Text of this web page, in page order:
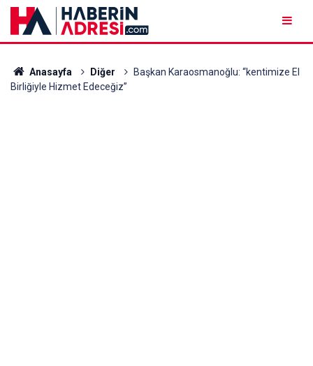
Anasayfa Diğer
Başkan Karaosmanoğlu: “kentimize El
Birliğiyle Hizmet Edeceğiz”